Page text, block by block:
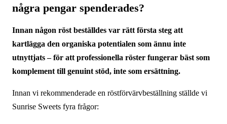
några pengar spenderades?
Innan någon röst beställdes var rätt första steg att
kartlägga den organiska potentialen som ännu inte
utnyttjats – för att professionella röster fungerar bäst som
komplement till genuint stöd, inte som ersättning.
Innan vi rekommenderade en röstförvärvbeställning ställde vi
Sunrise Sweets fyra frågor: